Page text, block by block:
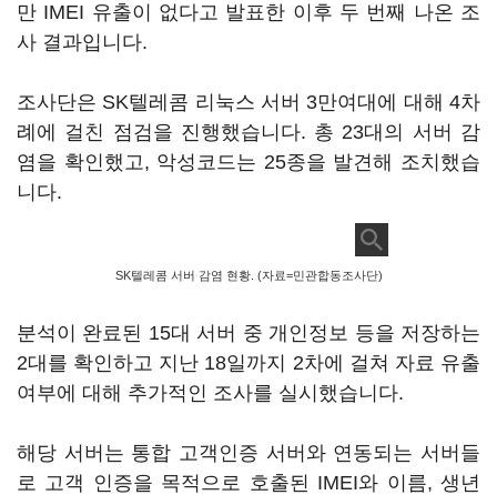
만 IMEI 유출이 없다고 발표한 이후 두 번째 나온 조
사 결과입니다.
조사단은 SK텔레콤 리눅스 서버 3만여대에 대해 4차
례에 걸친 점검을 진행했습니다. 총 23대의 서버 감
염을 확인했고, 악성코드는 25종을 발견해 조치했습
니다.
SK텔레콤 서버 감염 현황. (자료=민관합동조사단)
분석이 완료된 15대 서버 중 개인정보 등을 저장하는
2대를 확인하고 지난 18일까지 2차에 걸쳐 자료 유출
여부에 대해 추가적인 조사를 실시했습니다.
해당 서버는 통합 고객인증 서버와 연동되는 서버들
로 고객 인증을 목적으로 호출된 IMEI와 이름, 생년